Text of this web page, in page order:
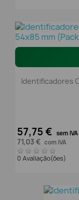
Identificadores
57,75 € sem IVA
71,03 € com IVA
0 Avaliação(ões)